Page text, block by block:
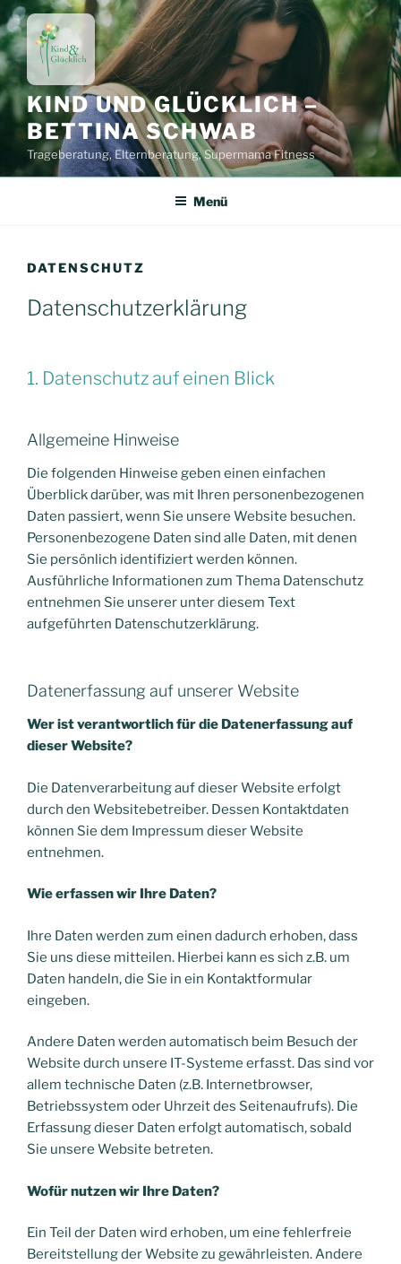
Zum
Inhalt
springen
KIND UND GLÜCKLICH –
BETTINA SCHWAB
Trageberatung, Elternberatung, Supermama Fitness
Menü
DATENSCHUTZ
Datenschutzerklärung
1. Datenschutz auf einen Blick
Allgemeine Hinweise
Die folgenden Hinweise geben einen einfachen
Überblick darüber, was mit Ihren personenbezogenen
Daten passiert, wenn Sie unsere Website besuchen.
Personenbezogene Daten sind alle Daten, mit denen
Sie persönlich identifiziert werden können.
Ausführliche Informationen zum Thema Datenschutz
entnehmen Sie unserer unter diesem Text
aufgeführten Datenschutzerklärung.
Datenerfassung auf unserer Website
Wer ist verantwortlich für die Datenerfassung auf
dieser Website?
Die Datenverarbeitung auf dieser Website erfolgt
durch den Websitebetreiber. Dessen Kontaktdaten
können Sie dem Impressum dieser Website
entnehmen.
Wie erfassen wir Ihre Daten?
Ihre Daten werden zum einen dadurch erhoben, dass
Sie uns diese mitteilen. Hierbei kann es sich z.B. um
Daten handeln, die Sie in ein Kontaktformular
eingeben.
Andere Daten werden automatisch beim Besuch der
Website durch unsere IT-Systeme erfasst. Das sind vor
allem technische Daten (z.B. Internetbrowser,
Betriebssystem oder Uhrzeit des Seitenaufrufs). Die
Erfassung dieser Daten erfolgt automatisch, sobald
Sie unsere Website betreten.
Wofür nutzen wir Ihre Daten?
Ein Teil der Daten wird erhoben, um eine fehlerfreie
Bereitstellung der Website zu gewährleisten. Andere